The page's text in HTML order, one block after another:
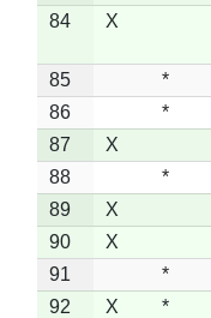
84
X
85 *
86
*
87
X
88
*
89
X
90
X
91
*
92
X *